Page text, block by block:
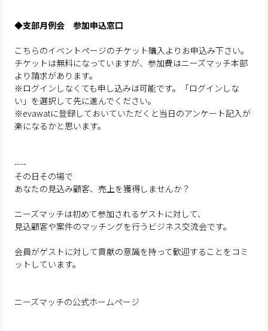
◆支部月例会 参加申込窓口
こちらのイベントページのチケット購入よりお申込み下さい。
チケットは無料になっていますが、参加費はニーズマッチ本部
より請求があります。
※ログインしなくても申し込みは可能です。「ログインしな
い」を選択して先に進んでください。
※evawatに登録しておいていただくと当日のアンケート記入が
楽になるかと思います。
----
その日その場で
あなたの見込み顧客、売上を獲得しませんか？
ニーズマッチは初めて参加されるゲストに対して、
見込顧客や案件のマッチングを行うビジネス交流会です。
会員がゲストに対して貢献の意識を持って歓迎することをコミ
ットしています。
ニーズマッチの公式ホームページ